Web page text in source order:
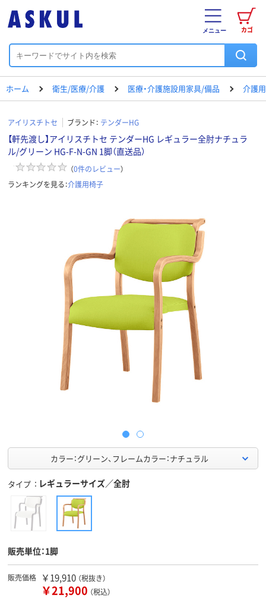
カゴ
メニュー
ホーム 衛生/医療/介護 医療・介護施設用家具/備品 介護
アイリスチトセ ブランド： テンダーHG
【軒先渡し】アイリスチトセ テンダーHG レギュラー全肘ナチュラ
ル/グリーン HG-F-N-GN 1脚（直送品）
（0件のレビュー）
ランキングを見る：介護用椅子
カラー：グリーン、フレームカラー：ナチュラル
タイプ レギュラーサイズ／全肘
販売単位：1脚
販売価格 ￥19,910 （税抜き）
￥21,900 （税込）